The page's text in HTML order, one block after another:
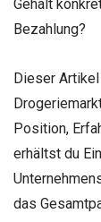
Gehalt
Bezahlung?
Dieser
Position,
erhältst du
das